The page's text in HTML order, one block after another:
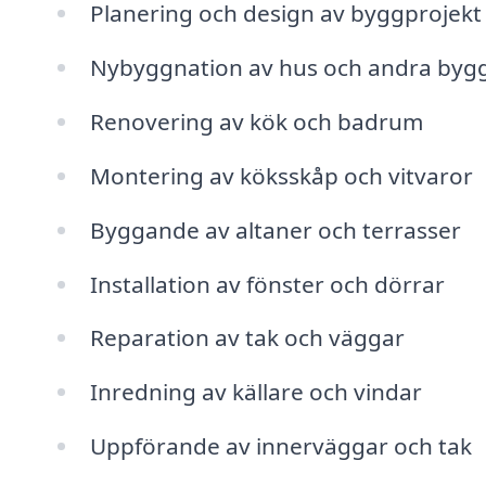
Planering och design av byggprojekt
Nybyggnation av hus och andra
Renovering av kök och badrum
Montering av köksskåp och vitvaror
Byggande av altaner och terrasser
Installation av fönster och dörrar
Reparation av tak och väggar
Inredning av källare och vindar
Uppförande av innerväggar och tak